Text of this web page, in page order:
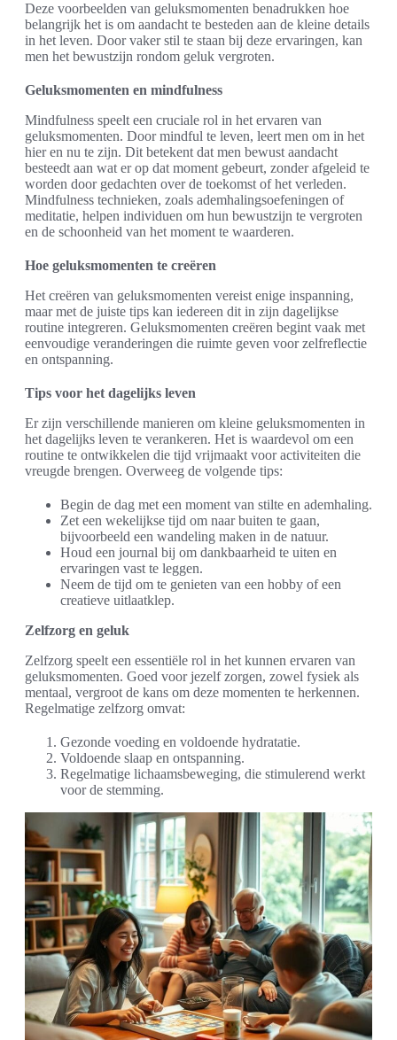
Deze voorbeelden van geluksmomenten benadrukken hoe
belangrijk het is om aandacht te besteden aan de kleine details
in het leven. Door vaker stil te staan bij deze ervaringen, kan
men het bewustzijn rondom geluk vergroten.
Geluksmomenten en mindfulness
Mindfulness speelt een cruciale rol in het ervaren van
geluksmomenten. Door mindful te leven, leert men om in het
hier en nu te zijn. Dit betekent dat men bewust aandacht
besteedt aan wat er op dat moment gebeurt, zonder afgeleid te
worden door gedachten over de toekomst of het verleden.
Mindfulness technieken, zoals ademhalingsoefeningen of
meditatie, helpen individuen om hun bewustzijn te vergroten
en de schoonheid van het moment te waarderen.
Hoe geluksmomenten te creëren
Het creëren van geluksmomenten vereist enige inspanning,
maar met de juiste tips kan iedereen dit in zijn dagelijkse
routine integreren. Geluksmomenten creëren begint vaak met
eenvoudige veranderingen die ruimte geven voor zelfreflectie
en ontspanning.
Tips voor het dagelijks leven
Er zijn verschillende manieren om kleine geluksmomenten in
het dagelijks leven te verankeren. Het is waardevol om een
routine te ontwikkelen die tijd vrijmaakt voor activiteiten die
vreugde brengen. Overweeg de volgende tips:
Begin de dag met een moment van stilte en ademhaling.
Zet een wekelijkse tijd om naar buiten te gaan,
bijvoorbeeld een wandeling maken in de natuur.
Houd een journal bij om dankbaarheid te uiten en
ervaringen vast te leggen.
Neem de tijd om te genieten van een hobby of een
creatieve uitlaatklep.
Zelfzorg en geluk
Zelfzorg speelt een essentiële rol in het kunnen ervaren van
geluksmomenten. Goed voor jezelf zorgen, zowel fysiek als
mentaal, vergroot de kans om deze momenten te herkennen.
Regelmatige zelfzorg omvat:
Gezonde voeding en voldoende hydratatie.
Voldoende slaap en ontspanning.
Regelmatige lichaamsbeweging, die stimulerend werkt
voor de stemming.